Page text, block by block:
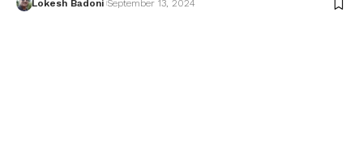
Lokesh Badoni September 13, 2024